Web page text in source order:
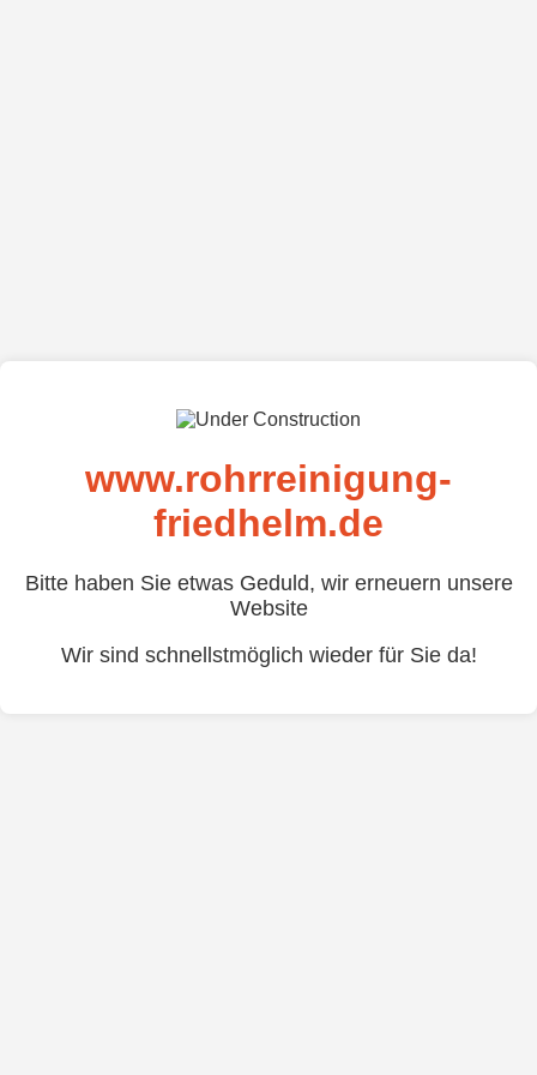
www.rohrreinigung-
friedhelm.de
Bitte haben Sie etwas Geduld, wir erneuern unsere
Website
Wir sind schnellstmöglich wieder für Sie da!